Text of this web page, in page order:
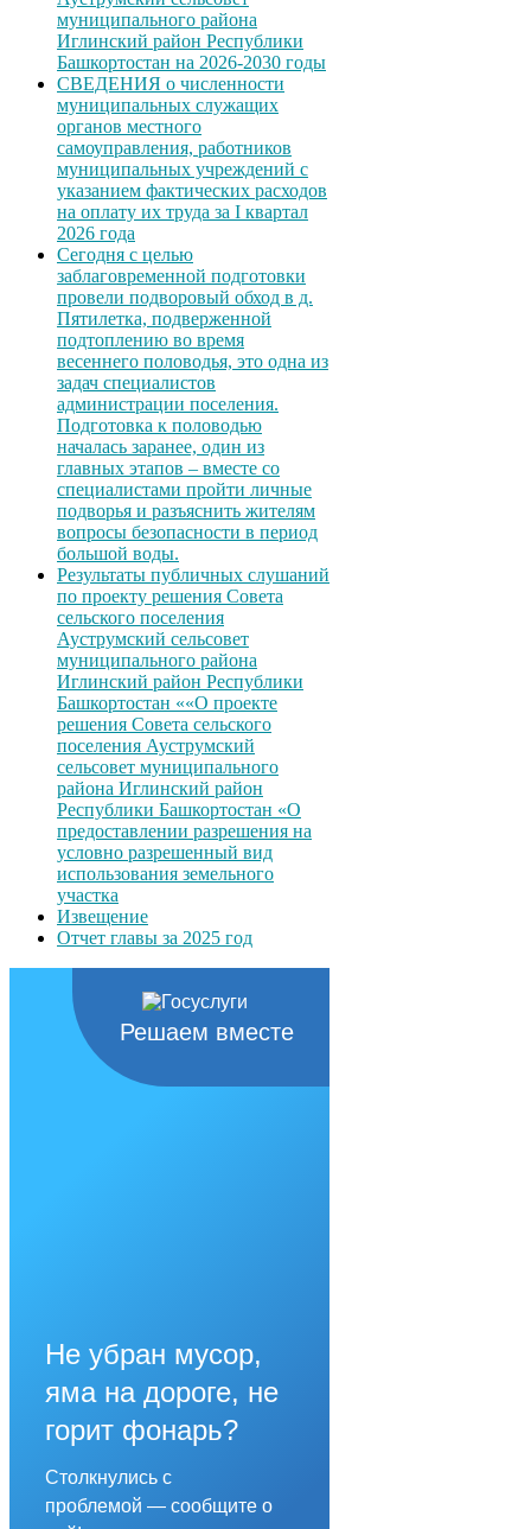
муниципального района
Иглинский район Республики
Башкортостан на 2026-2030 годы
СВЕДЕНИЯ о численности
муниципальных служащих
органов местного
самоуправления, работников
муниципальных учреждений с
указанием фактических расходов
на оплату их труда за I квартал
2026 года
Сегодня с целью
заблаговременной подготовки
провели подворовый обход в д.
Пятилетка, подверженной
подтоплению во время
весеннего половодья, это одна из
задач специалистов
администрации поселения.
Подготовка к половодью
началась заранее, один из
главных этапов – вместе со
специалистами пройти личные
подворья и разъяснить жителям
вопросы безопасности в период
большой воды.
Результаты публичных слушаний
по проекту решения Совета
сельского поселения
Ауструмский сельсовет
муниципального района
Иглинский район Республики
Башкортостан ««О проекте
решения Совета сельского
поселения Ауструмский
сельсовет муниципального
района Иглинский район
Республики Башкортостан «О
предоставлении разрешения на
условно разрешенный вид
использования земельного
участка
Извещение
Отчет главы за 2025 год
Решаем вместе
Не убран мусор,
яма на дороге, не
горит фонарь?
Столкнулись с
проблемой — сообщите о